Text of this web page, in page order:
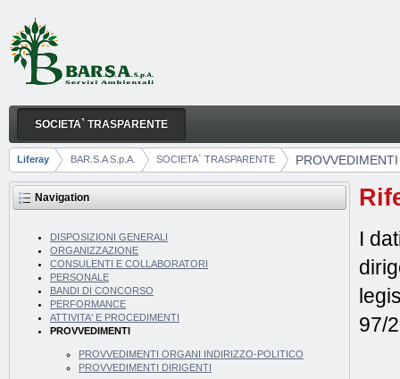
Skip to Content
PROVVEDIMENTI
Navigation
SOCIETA` TRASPARENTE
Breadcrumbs
Liferay BAR.S.A S.p.A. SOCIETA` TRASPARENTE PROVVEDIMENTI
Navigation
DISPOSIZIONI GENERALI
ORGANIZZAZIONE
CONSULENTI E COLLABORATORI
PERSONALE
BANDI DI CONCORSO
PERFORMANCE
ATTIVITA' E PROCEDIMENTI
PROVVEDIMENTI
PROVVEDIMENTI ORGANI INDIRIZZO-POLITICO
PROVVEDIMENTI DIRIGENTI
I
97/